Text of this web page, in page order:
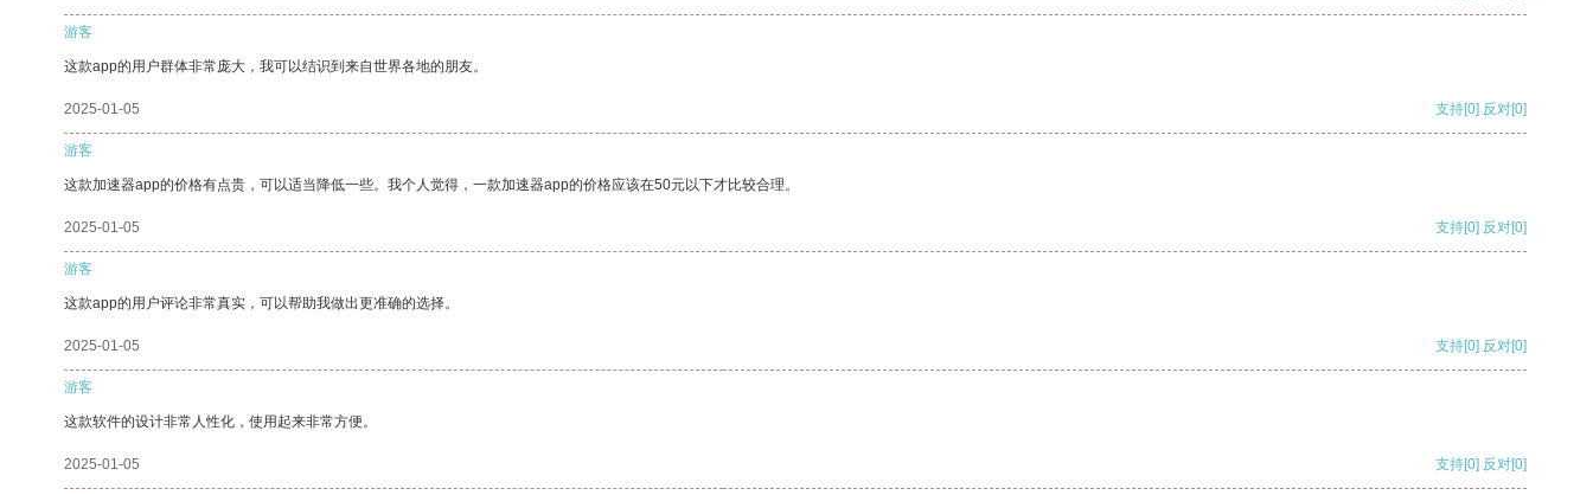
游客
这款app的用户群体非常庞大，我可以结识到来自世界各地的朋友。
2025-01-05 支持[0] 反对[0]
游客
这款加速器app的价格有点贵，可以适当降低一些。我个人觉得，一款加速器app的价格应该在50元以下才比较合理。
2025-01-05 支持[0] 反对[0]
游客
这款app的用户评论非常真实，可以帮助我做出更准确的选择。
2025-01-05 支持[0] 反对[0]
游客
这款软件的设计非常人性化，使用起来非常方便。
2025-01-05 支持[0] 反对[0]